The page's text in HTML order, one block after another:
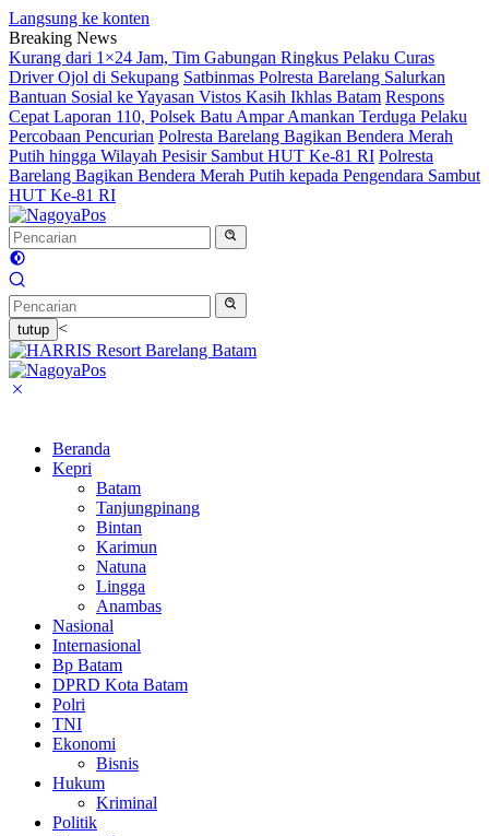
Langsung ke konten
Breaking News
Kurang dari 1×24 Jam, Tim Gabungan Ringkus Pelaku Curas
Driver Ojol di Sekupang Satbinmas Polresta Barelang Salurkan
Bantuan Sosial ke Yayasan Vistos Kasih Ikhlas Batam Respons
Cepat Laporan 110, Polsek Batu Ampar Amankan Terduga Pelaku
Percobaan Pencurian Polresta Barelang Bagikan Bendera Merah
Putih hingga Wilayah Pesisir Sambut HUT Ke-81 RI Polresta
Barelang Bagikan Bendera Merah Putih kepada Pengendara Sambut
HUT Ke-81 RI
tutup <
Beranda
Kepri
Batam
Tanjungpinang
Bintan
Karimun
Natuna
Lingga
Anambas
Nasional
Internasional
Bp Batam
DPRD Kota Batam
Polri
TNI
Ekonomi
Bisnis
Hukum
Kriminal
Politik